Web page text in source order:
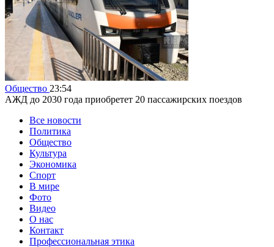
Общество 23:54
АЖД до 2030 года приобретет 20 пассажирских поездов
Все новости
Политика
Общество
Культура
Экономика
Спорт
В мире
Фото
Видео
О нас
Контакт
Профессиональная этика